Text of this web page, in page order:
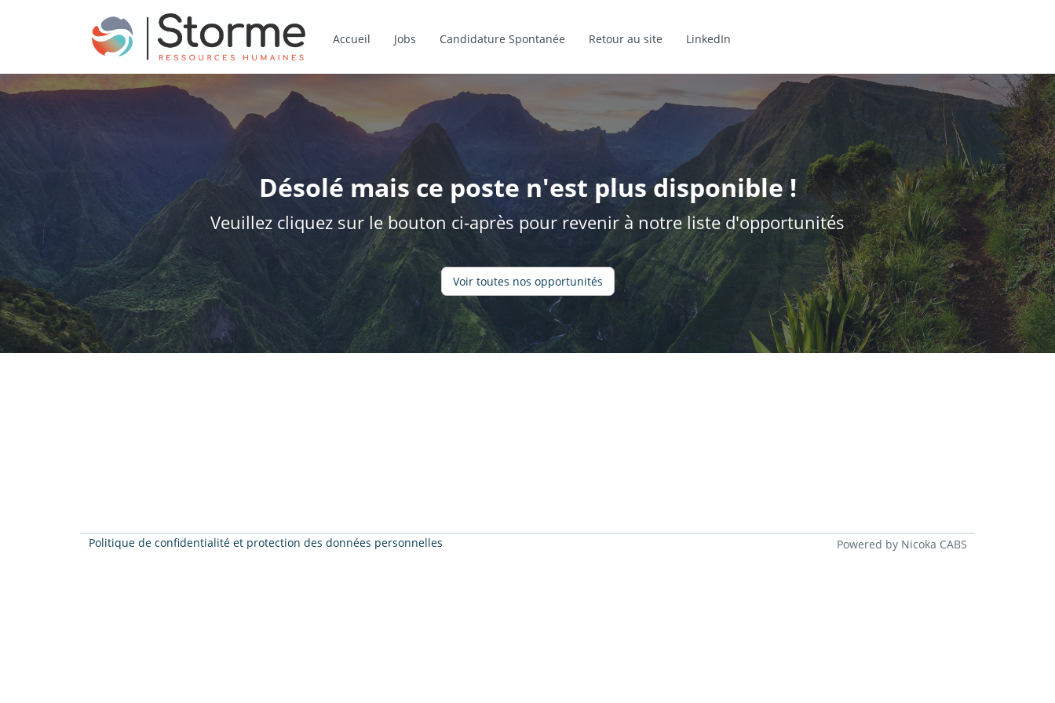
Accueil Jobs Candidature Spontanée Retour au site LinkedIn
Désolé mais ce poste n'est plus disponible !
Veuillez cliquez sur le bouton ci-après pour revenir à notre liste d'opportunités
Voir toutes nos opportunités
Politique de confidentialité et protection des données personnelles Powered by Nicoka CABS